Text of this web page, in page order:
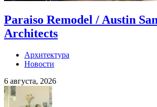
Paraiso Remodel / Austin
Architects
Архитектура
Новости
6 августа, 2026